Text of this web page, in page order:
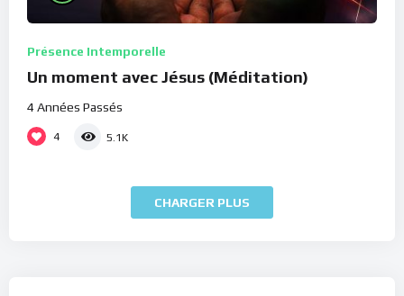
Présence Intemporelle
Un moment avec Jésus (Méditation)
4 Années Passés
4 5.1K
CHARGER PLUS